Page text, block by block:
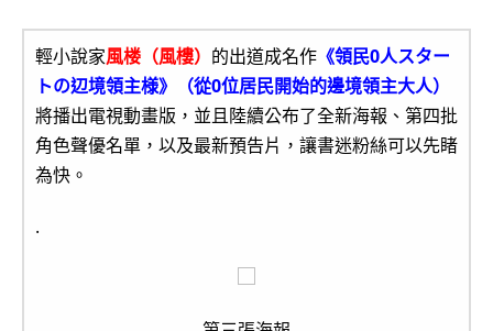
輕小說家風楼（風樓） 的出道成名作 《領民0人スター
トの辺境領主様》（從0位居民開始的邊境領主大人）
將播出電視動畫版，並且陸續公布了全新海報、第四批
角色聲優名單，以及最新預告片，讓書迷粉絲可以先睹
為快。
.